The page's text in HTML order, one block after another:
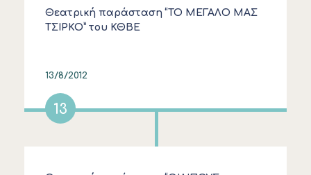
Θεατρική παράσταση “ΤΟ ΜΕΓΑΛΟ ΜΑΣ
ΤΣΙΡΚΟ” του ΚΘΒΕ
13/8/2012
13